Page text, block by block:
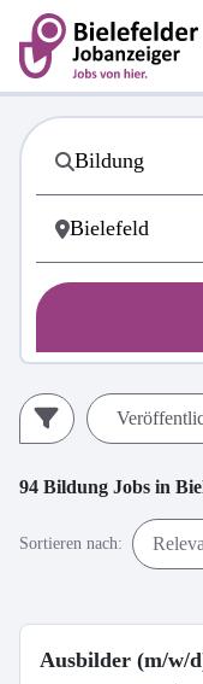
94 Bildung Jobs in
Sortieren nach:
Ausbilder (m/w/